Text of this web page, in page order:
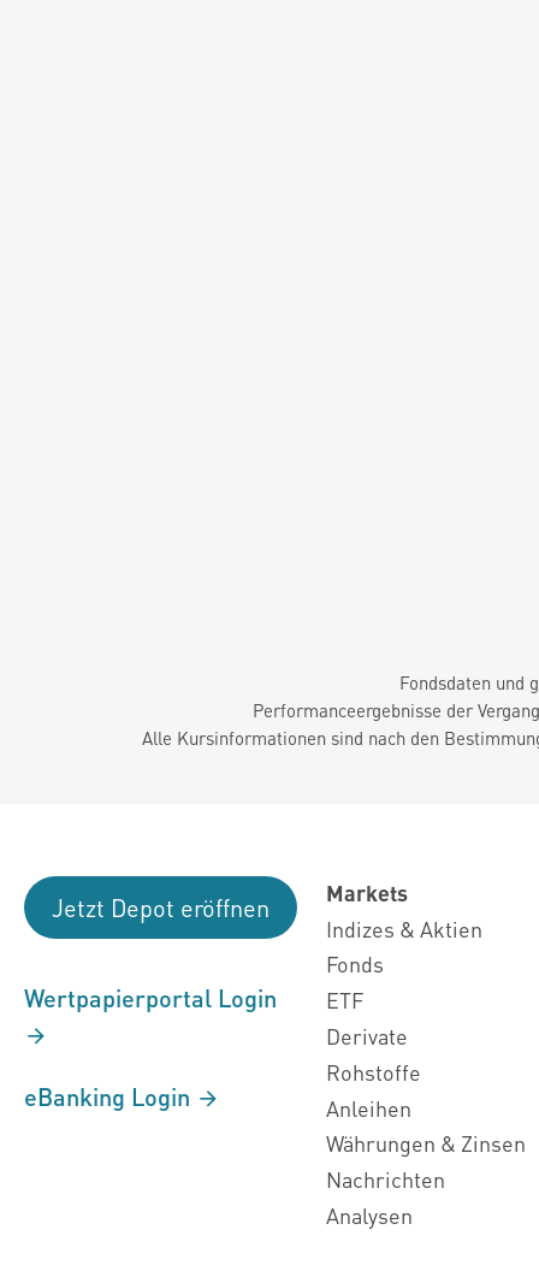
Fondsdaten und
Performanceergebnisse der
Alle Kursinformationen sind nach den
Jetzt Depot eröffnen
Wertpapierportal Login
eBanking Login
Markets
Indizes & Aktien
Fonds
ETF
Derivate
Rohstoffe
Anleihen
Währungen & Zinsen
Nachrichten
Analysen